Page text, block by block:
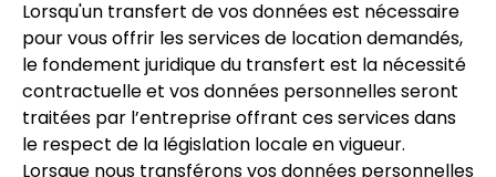
Lorsqu'un transfert de vos données est nécessaire
pour vous offrir les services de location demandés,
le fondement juridique du transfert est la nécessité
contractuelle et vos données personnelles seront
traitées par l’entreprise offrant ces services dans
le respect de la législation locale en vigueur.
Lorsque nous transférons vos données personnelles